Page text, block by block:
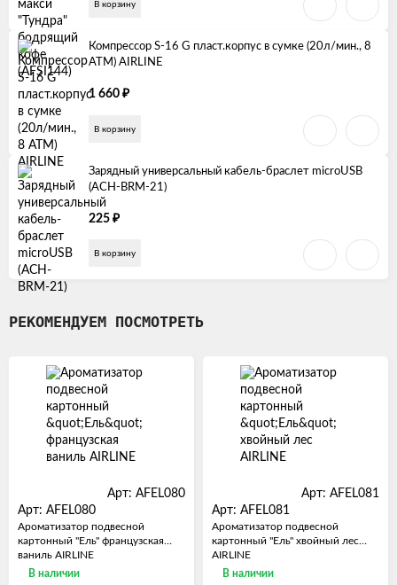
В корзину
Компрессор S-16 G пласт.корпус в сумке (20л/мин., 8
АТМ) AIRLINE
1 660 ₽
В корзину
Зарядный универсальный кабель-браслет microUSB
(ACH-BRM-21)
225 ₽
В корзину
РЕКОМЕНДУЕМ ПОСМОТРЕТЬ
Арт: AFEL080
Арт: AFEL080
Ароматизатор подвесной
картонный "Ель" французская
ваниль AIRLINE
В наличии
Арт: AFEL081
Арт: AFEL081
Ароматизатор подвесной
картонный "Ель" хвойный лес
AIRLINE
В наличии